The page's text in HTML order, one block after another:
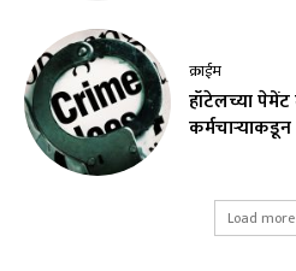
क्राईम
हॉटेलच्या
Load more